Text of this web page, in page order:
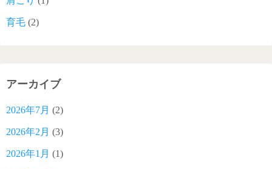
育毛 (2)
アーカイブ
2026年7月 (2)
2026年2月 (3)
2026年1月 (1)